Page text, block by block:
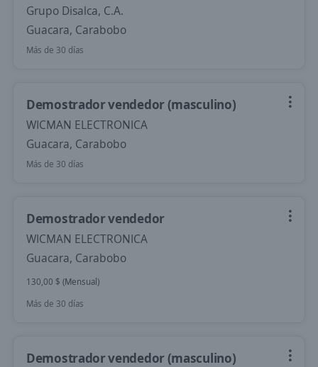
Grupo Disalca, C.A.
Guacara, Carabobo
Más de 30 días
Demostrador vendedor (masculino)
WICMAN ELECTRONICA
Guacara, Carabobo
Más de 30 días
Demostrador vendedor
WICMAN ELECTRONICA
Guacara, Carabobo
130,00 $ (Mensual)
Más de 30 días
Demostrador vendedor (masculino)